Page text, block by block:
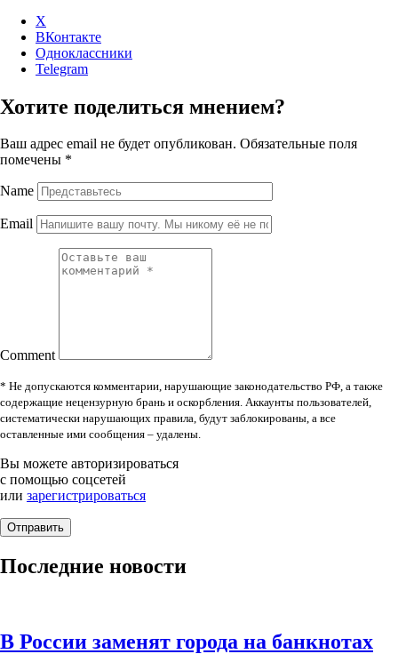
X
ВКонтакте
Одноклассники
Telegram
Хотите поделиться мнением?
Ваш адрес email не будет опубликован. Обязательные поля
помечены *
Name
Email
Comment
* Не допускаются комментарии, нарушающие законодательство РФ, а также
содержащие нецензурную брань и оскорбления. Аккаунты пользователей,
систематически нарушающих правила, будут заблокированы, а все
оставленные ими сообщения – удалены.
Вы можете авторизироваться
с помощью соцсетей
или зарегистрироваться
Последние новости
В России заменят города на банкнотах